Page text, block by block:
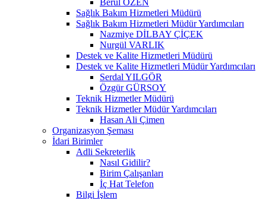
Sağlık Bakım Hizmetleri Müdürü
Sağlık Bakım Hizmetleri Müdür Yardımcıları
Nazmiye DİLBAY ÇİÇEK
Nurgül VARLIK
Destek ve Kalite Hizmetleri Müdürü
Destek ve Kalite Hizmetleri Müdür Yardımcıları
Serdal YILGÖR
Özgür GÜRSOY
Teknik Hizmetler Müdürü
Teknik Hizmetler Müdür Yardımcıları
Hasan Ali Çimen
Organizasyon Şeması
İdari Birimler
Adli Sekreterlik
Nasıl Gidilir?
Birim Çalışanları
İç Hat Telefon
Bilgi İşlem